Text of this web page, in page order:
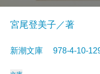
宮尾登美子／著
新潮文庫 978-4-10-